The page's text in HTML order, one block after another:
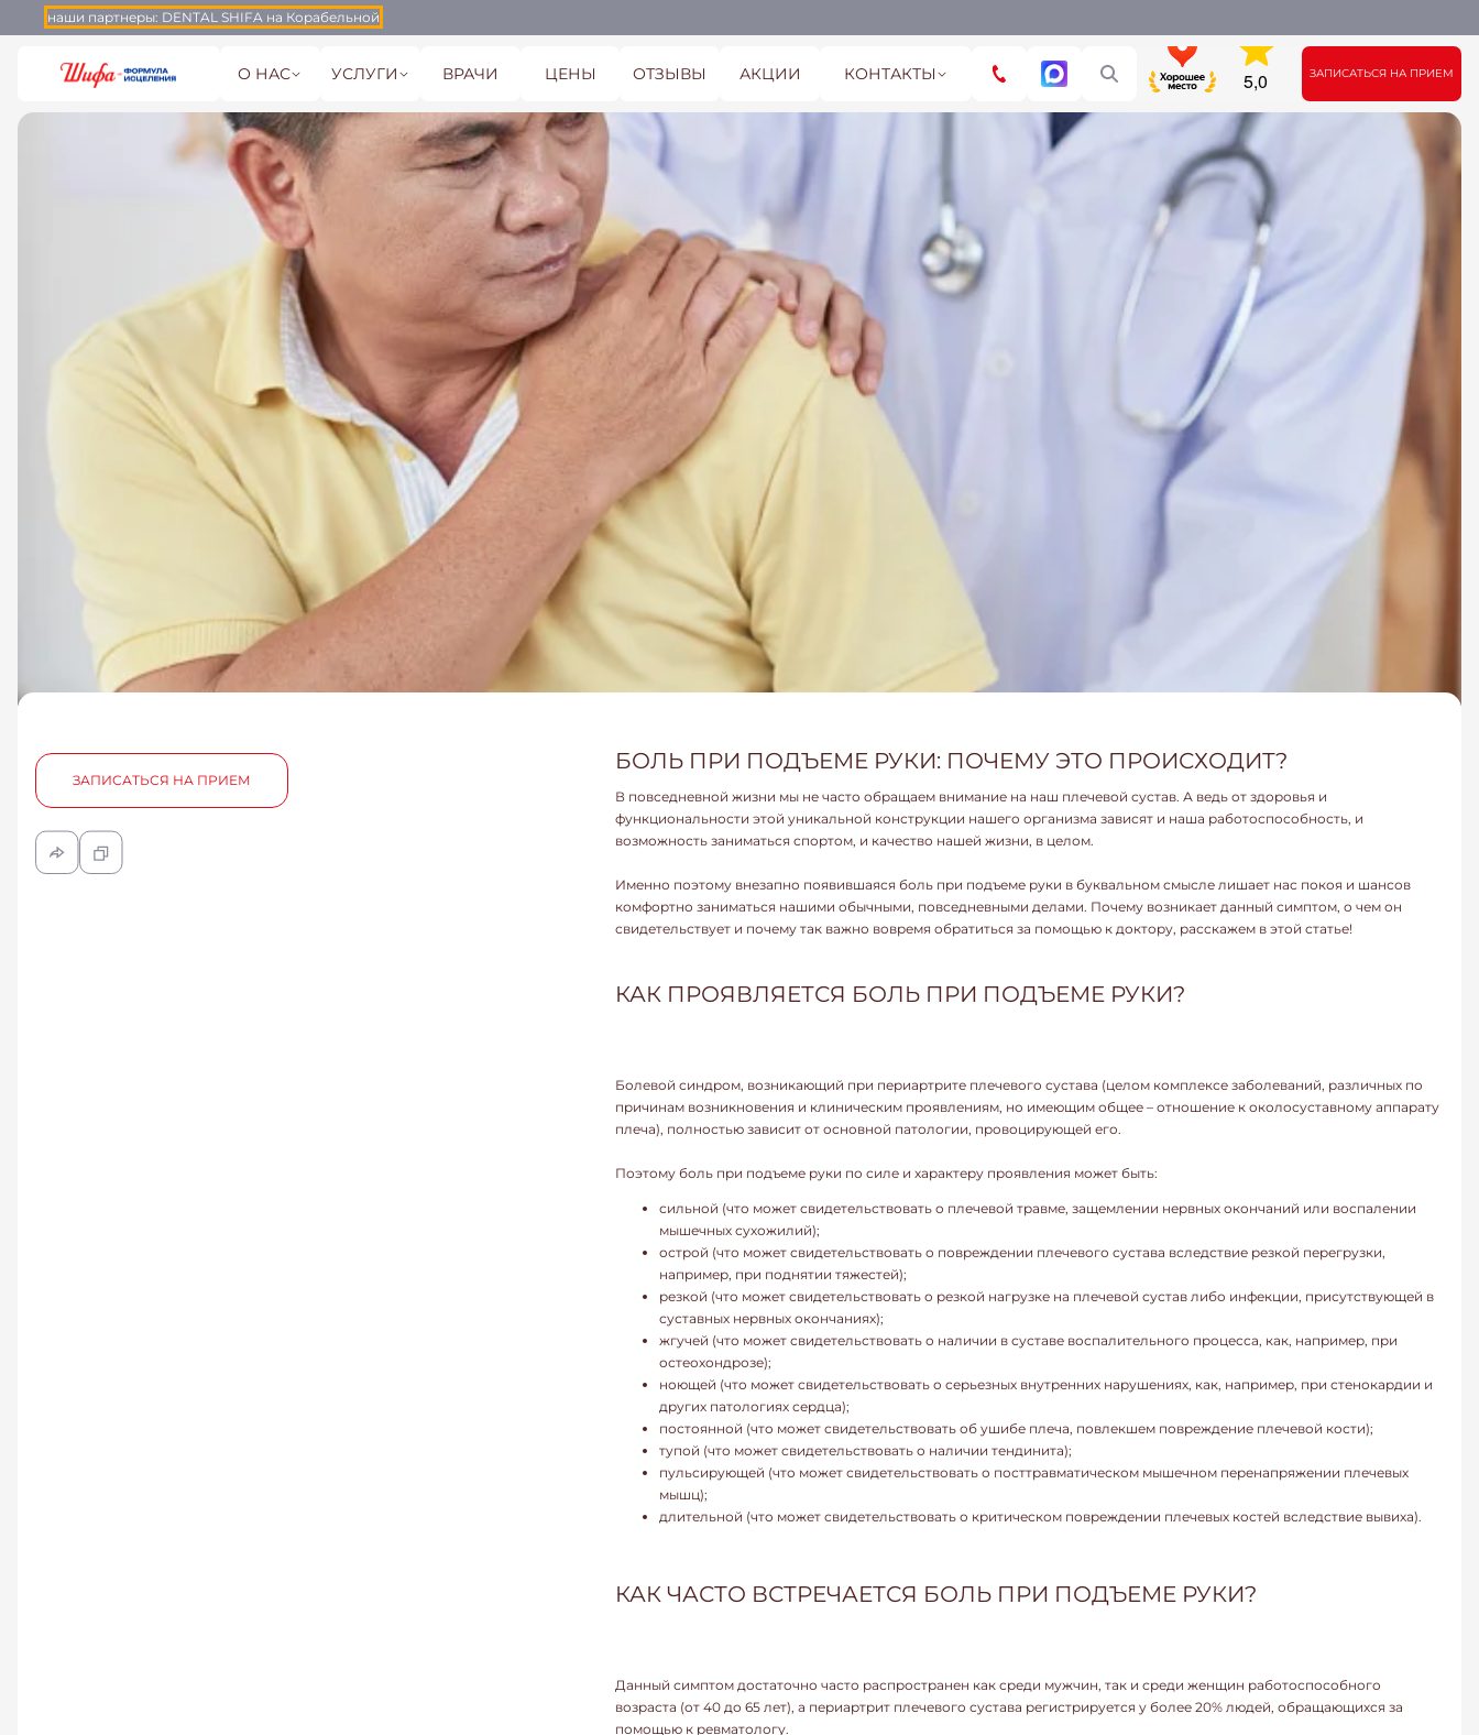
наши партнеры: DENTAL SHIFA на Корабельной
О НАС УСЛУГИ ВРАЧИ ЦЕНЫ ОТЗЫВЫ АКЦИИ КОНТАКТЫ ЗАПИСАТЬСЯ НА ПРИЕМ
ЗАПИСАТЬСЯ НА ПРИЕМ
БОЛЬ ПРИ ПОДЪЕМЕ РУКИ: ПОЧЕМУ ЭТО ПРОИСХОДИТ?
В повседневной жизни мы не часто обращаем внимание на наш плечевой сустав. А ведь от здоровья и
функциональности этой уникальной конструкции нашего организма зависят и наша работоспособность, и
возможность заниматься спортом, и качество нашей жизни, в целом.
Именно поэтому внезапно появившаяся боль при подъеме руки в буквальном смысле лишает нас покоя и шансов
комфортно заниматься нашими обычными, повседневными делами. Почему возникает данный симптом, о чем он
свидетельствует и почему так важно вовремя обратиться за помощью к доктору, расскажем в этой статье!
КАК ПРОЯВЛЯЕТСЯ БОЛЬ ПРИ ПОДЪЕМЕ РУКИ?
Болевой синдром, возникающий при периартрите плечевого сустава (целом комплексе заболеваний, различных по
причинам возникновения и клиническим проявлениям, но имеющим общее – отношение к околосуставному аппарату
плеча), полностью зависит от основной патологии, провоцирующей его.
Поэтому боль при подъеме руки по силе и характеру проявления может быть:
сильной (что может свидетельствовать о плечевой травме, защемлении нервных окончаний или воспалении
мышечных сухожилий);
острой (что может свидетельствовать о повреждении плечевого сустава вследствие резкой перегрузки,
например, при поднятии тяжестей);
резкой (что может свидетельствовать о резкой нагрузке на плечевой сустав либо инфекции, присутствующей в
суставных нервных окончаниях);
жгучей (что может свидетельствовать о наличии в суставе воспалительного процесса, как, например, при
остеохондрозе);
ноющей (что может свидетельствовать о серьезных внутренних нарушениях, как, например, при стенокардии и
других патологиях сердца);
постоянной (что может свидетельствовать об ушибе плеча, повлекшем повреждение плечевой кости);
тупой (что может свидетельствовать о наличии тендинита);
пульсирующей (что может свидетельствовать о посттравматическом мышечном перенапряжении плечевых
мышц);
длительной (что может свидетельствовать о критическом повреждении плечевых костей вследствие вывиха).
КАК ЧАСТО ВСТРЕЧАЕТСЯ БОЛЬ ПРИ ПОДЪЕМЕ РУКИ?
Данный симптом достаточно часто распространен как среди мужчин, так и среди женщин работоспособного
возраста (от 40 до 65 лет), а периартрит плечевого сустава регистрируется у более 20% людей, обращающихся за
помощью к ревматологу.